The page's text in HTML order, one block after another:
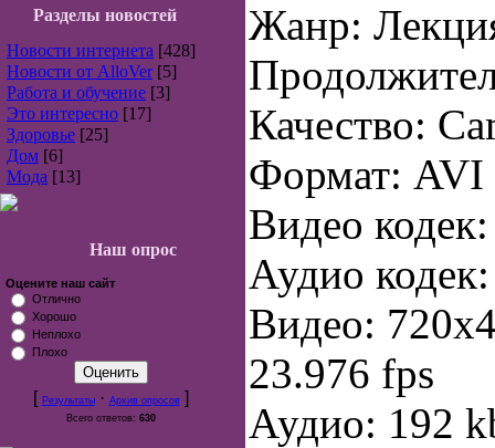
Разделы новостей
Новости интернета [428]
Новости от AlloVer [5]
Работа и обучение [3]
Это интересно [17]
Здоровье [25]
Дом [6]
Мода [13]
Наш опрос
Оцените наш сайт
Отлично
Хорошо
Неплохо
Плохо
[ Результаты· Архив опросов]
Всего ответов: 630
Жанр:
Качество:
Формат: AVI
Видео
Аудио
Видео:
23.976 fps
Аудио: 192